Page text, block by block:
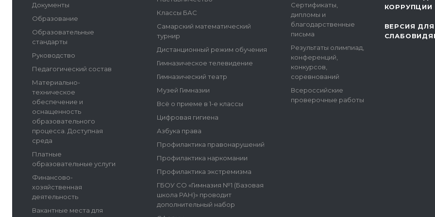
Документы
Образование
Образовательные
стандарты
Руководство
Педагогический состав
Материально-
техническое
обеспечение и
оснащенность
образовательного
процесса. Доступная
среда
Платные
образовательные услуги
Финансово-
хозяйственная
деятельность
Вакантные места для
Классы БАС
Самарский математический
турнир
Дистанционный режим обучения
Гимназическое телевидение
Гимназический театр
Музей Гимназии
Всё о приеме в 1-е классы
Цифровая гигиена
Азбука права
Профилактика правонарушений
Профилактика наркомании
Профилактика экстремизма
ГБОУ СО «Гимназия №1 (Базовая
школа РАН)» проводит
дополнительный набор
Сертификаты,
дипломы и
благодарственные
письма
Результаты олимпиад,
конференций,
конкурсов,
соревнований
Всероссийские
проверочные работы
КОРРУПЦИИ
ВЕРСИЯ ДЛЯ